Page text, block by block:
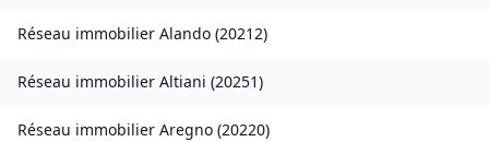
Réseau immobilier Alando (20212)
Réseau immobilier Altiani (20251)
Réseau immobilier Aregno (20220)